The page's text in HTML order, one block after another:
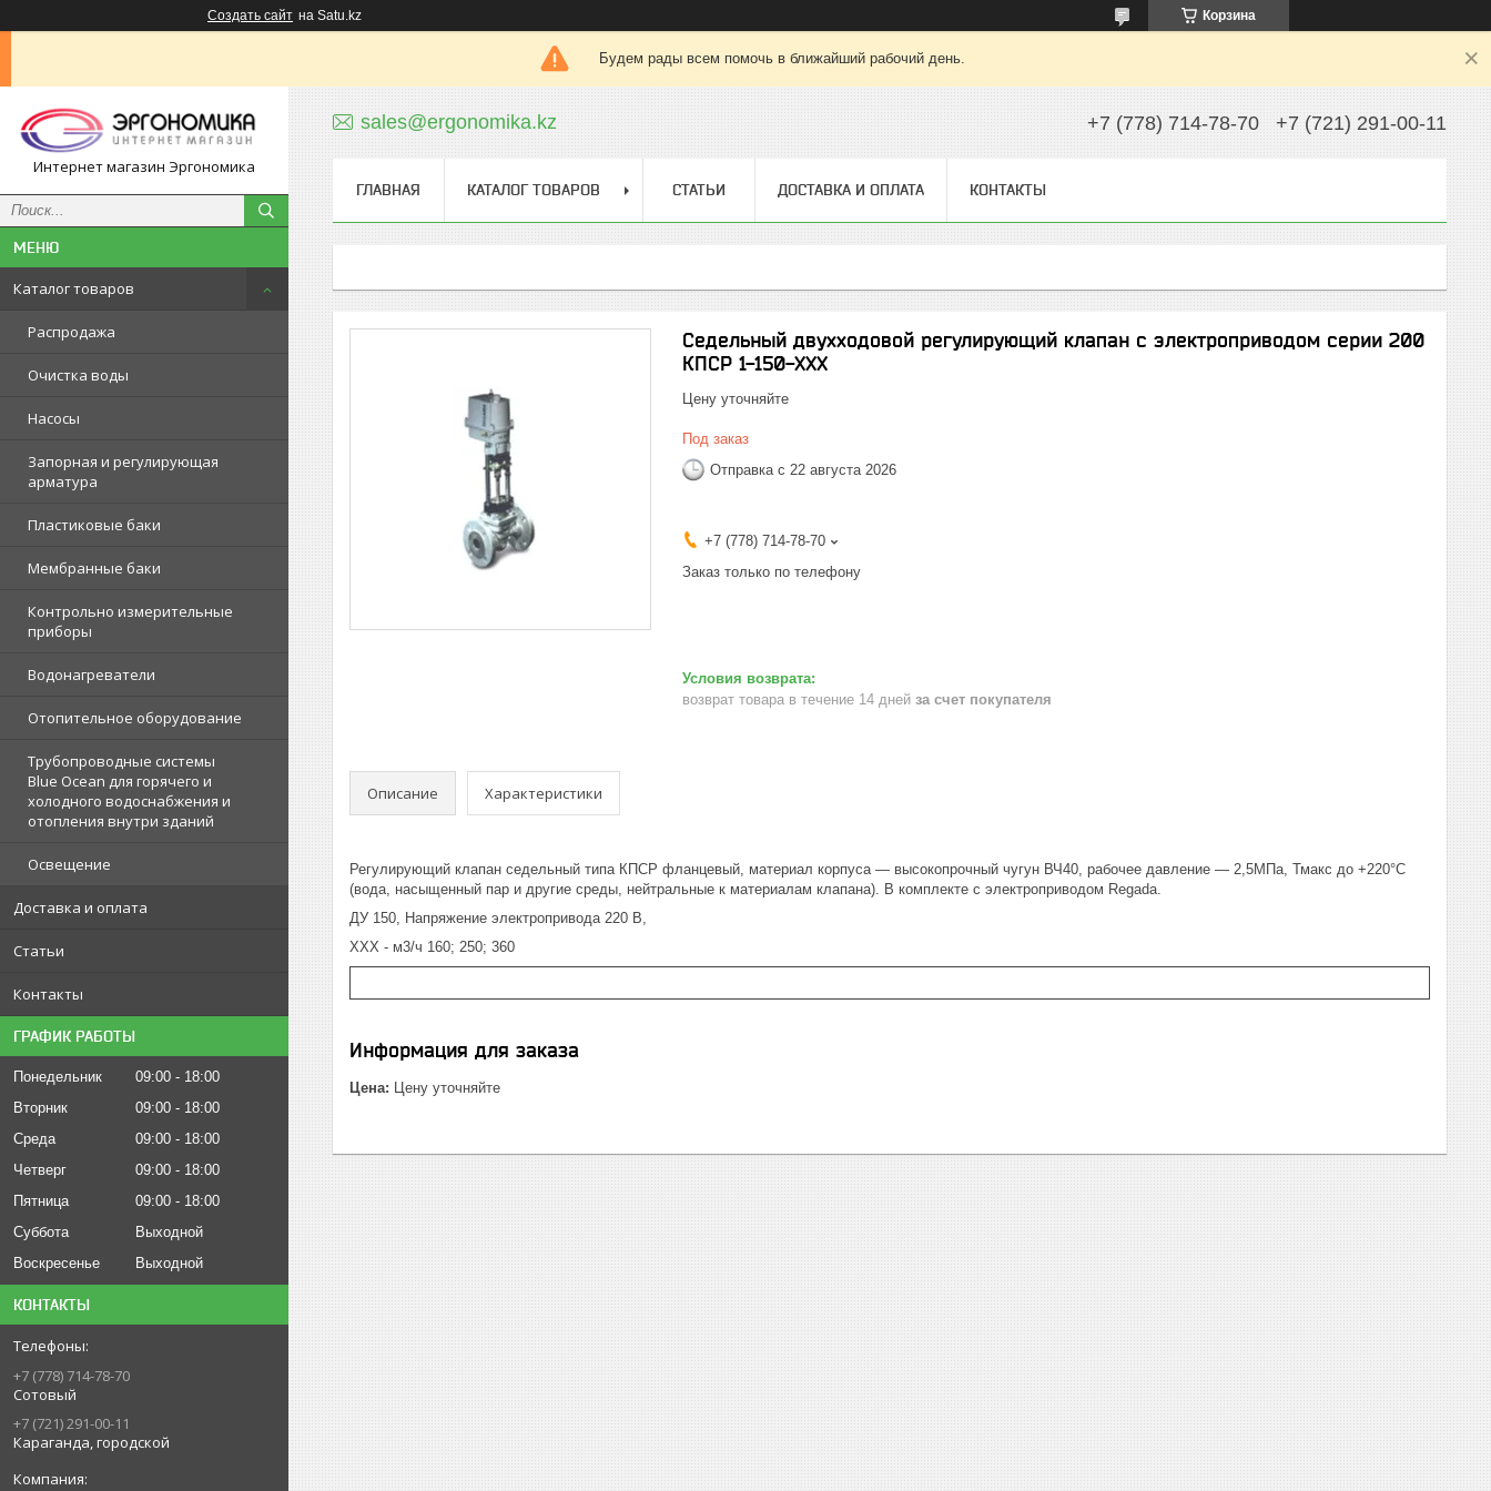
Создать сайт на Satu.kz Корзина
Будем рады всем помочь в ближайший рабочий день.
Интернет магазин Эргономика
Каталог товаров
Распродажа
Очистка воды
Насосы
Запорная и регулирующая
арматура
Пластиковые баки
Мембранные баки
Контрольно измерительные
приборы
Водонагреватели
Отопительное оборудование
Трубопроводные системы
Blue Ocean для горячего и
холодного водоснабжения и
отопления внутри зданий
Освещение
Доставка и оплата
Статьи
Контакты
ГРАФИК РАБОТЫ
Понедельник 09:00
18:00
Вторник
09:00
18:00
Среда
09:00
18:00
Четверг
09:00
18:00
Пятница
09:00
18:00
Суббота
Выходной
Воскресенье
Выходной
КОНТАКТЫ
+7 (778) 714-78-70
Сотовый
+7 (721) 291-00-11
Караганда, городской
sales@ergonomika.kz +7 (778) 714-78-70 +7 (721) 291-00-11
ГЛАВНАЯ КАТАЛОГ ТОВАРОВ СТАТЬИ ДОСТАВКА И ОПЛАТА КОНТАКТЫ
Седельный двухходовой регулирующий клапан с электроприводом серии 200
КПСР 1-150-ХХХ
Цену уточняйте
Под заказ
Отправка с 22 августа 2026
+7 (778) 714-78-70
Заказ только по телефону
возврат товара в течение 14 дней за счет покупателя
Описание Характеристики
Регулирующий клапан седельный типа КПСР фланцевый, материал корпуса — высокопрочный чугун ВЧ40, рабочее давление — 2,5МПа, Тмакс до +220°С
(вода, насыщенный пар и другие среды, нейтральные к материалам клапана). В комплекте с электроприводом Regada.
ДУ 150, Напряжение электропривода 220 В,
ХХХ - м3/ч 160; 250; 360
Информация для заказа
Цена: Цену уточняйте